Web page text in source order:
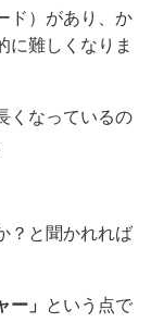
ド）があり、か
に難しくなりま
くなっているの
？と聞かれれば
ー」
という点で